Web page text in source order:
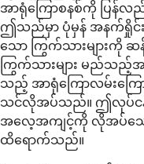
အာရုံကြောစနစ်ကို ပြန်
ဤသည်မှာ ပုံမှန် အနက်ရှိုင်းသ
သော ကြွက်သားများကို
ကြွက်သားများ မည်သည့်
သည့် အာရုံကြောလမ်းကြ
သင်လိုအပ်သည်။ ဤလုပ်ငန်း
အလေ့အကျင့်ကို လိုအပ်သ
ထိရောက်သည်။